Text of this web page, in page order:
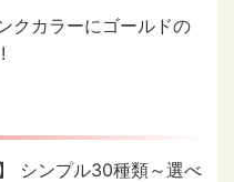
クカラーにゴールドの
シンプル30種類～選べ